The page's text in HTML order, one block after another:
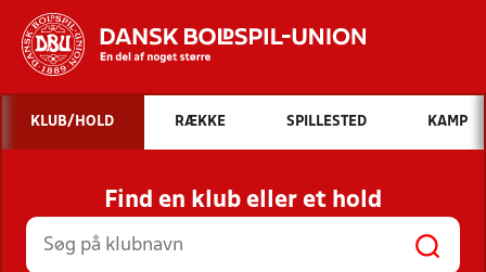
Hvad vil du søge efter?
INDHOLD OG NYHEDER
STILLINGER, RESULTATER, KLUBBER OG
HOLD
KLUB/HOLD RÆKKE SPILLESTED KAMP
Find en klub eller et hold